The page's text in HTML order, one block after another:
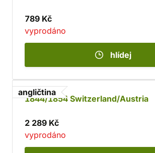
789 Kč
vyprodáno
hlídej
angličtina
1844/1854 Switzerland/Austria
2 289 Kč
vyprodáno